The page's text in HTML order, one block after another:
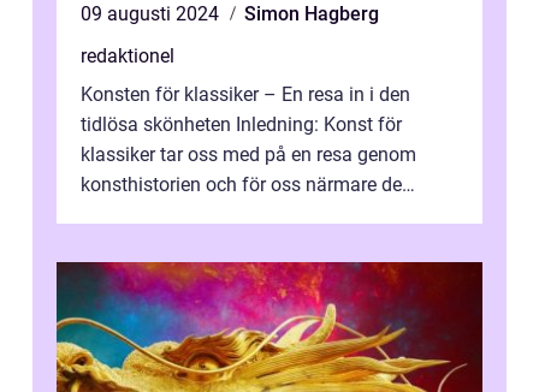
09 augusti 2024
Simon Hagberg
redaktionel
Konsten för klassiker – En resa in i den
tidlösa skönheten Inledning: Konst för
klassiker tar oss med på en resa genom
konsthistorien och för oss närmare de